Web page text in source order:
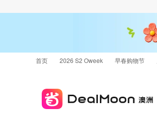
首页 2026 S2 Oweek 早春购物节